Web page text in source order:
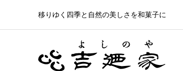
移りゆく四季と自然の美しさを和菓子に